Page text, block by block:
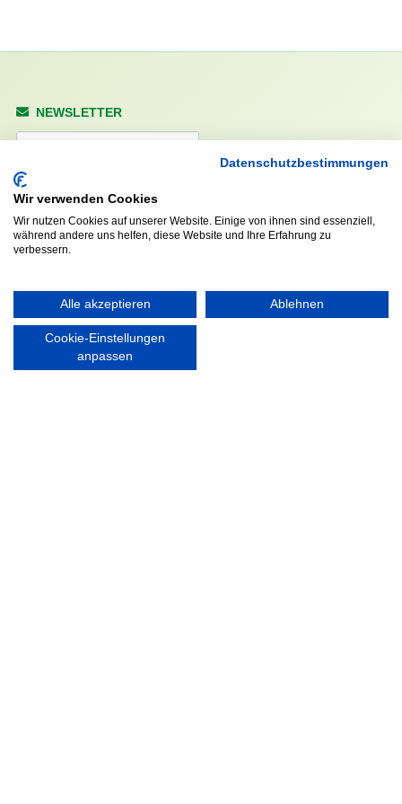
NEWSLETTER
Anrede
Abonnieren
Walddörfer Sportverein
Halenreie 32-34
22359 Hamburg
Tel. 040 / 64 50 62 - 0
SERVICEZEITEN:
Mo. – Fr. 8:00 – 22:00 Uhr
Datenschutzbestimmungen
Wir verwenden Cookies
Wir nutzen Cookies auf unserer Website. Einige von ihnen sind essenziell,
während andere uns helfen, diese Website und Ihre Erfahrung zu
verbessern.
Alle akzeptieren Ablehnen
Cookie-Einstellungen
anpassen